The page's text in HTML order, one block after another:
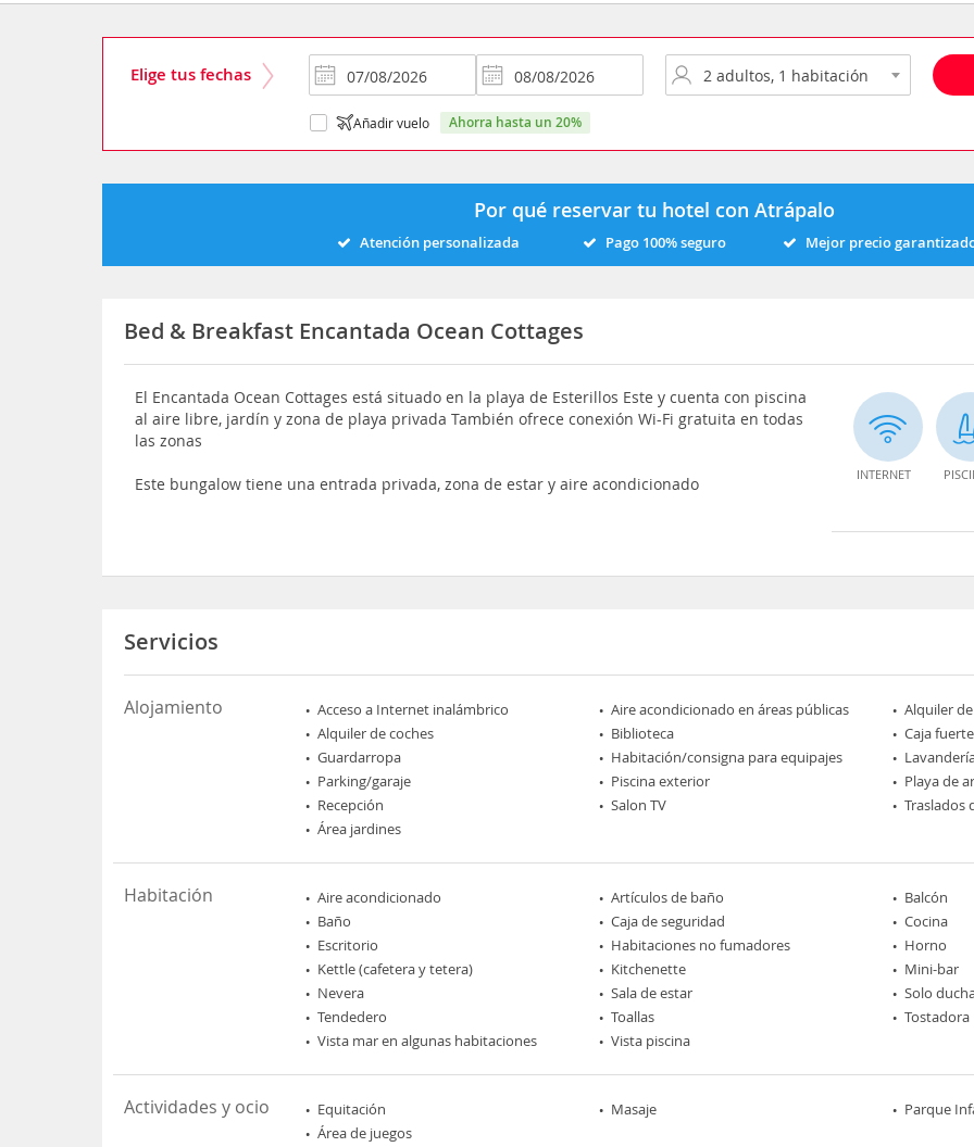
Elige tus fechas
Añadir vuelo ahorra hasta un 20%
Por qué reservar tu hotel con Atrápalo
Atención personalizada Pago 100% seguro Mejor precio
Bed & Breakfast Encantada Ocean Cottages
El Encantada Ocean Cottages está situado en la playa de Esterillos Este y cuenta con piscina
al aire libre, jardín y zona de playa privada También ofrece conexión Wi-Fi gratuita en todas
las zonas
Este bungalow tiene una entrada privada, zona de estar y aire acondicionado INTERNET
Servicios
Alojamiento Acceso a Internet inalámbrico Aire acondicionado en áreas públicas
Alquiler
Alquiler de coches
Biblioteca
Caja fuerte
Guardarropa
Habitación/consigna para equipajes
Parking/garaje
Piscina exterior
Playa de
Recepción
Salon TV
Traslados
Área jardines
Habitación Aire acondicionado Artículos de baño
Balcón
Baño
Caja de seguridad
Cocina
Escritorio
Habitaciones no fumadores
Horno
Kettle (cafetera y tetera)
Kitchenette
Mini-bar
Nevera
Sala de estar
Solo
Tendedero
Toallas
Tostadora
Vista mar en algunas habitaciones
Vista piscina
Actividades y ocio Equitación Masaje
Parque
Área de juegos